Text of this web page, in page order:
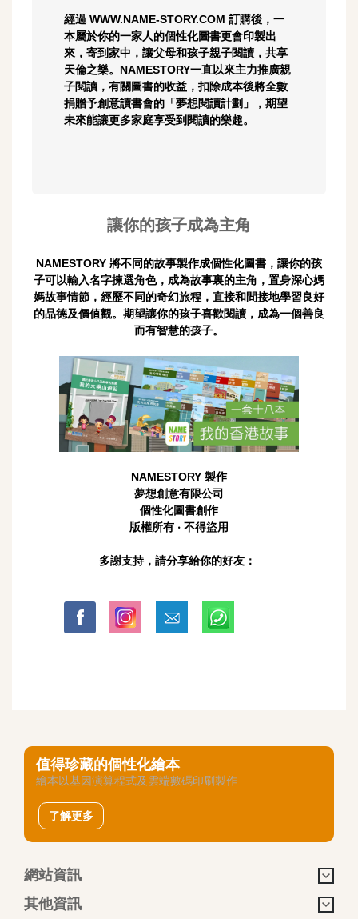
經過 WWW.NAME-STORY.COM 訂購後，一
本屬於你的一家人的個性化圖書更會印製出
來，寄到家中，讓父母和孩子親子閱讀，共享
天倫之樂。NAMESTORY一直以來主力推廣親
子閱讀，有關圖書的收益，扣除成本後將全數
捐贈予創意讀書會的「夢想閱讀計劃」，期望
未來能讓更多家庭享受到閱讀的樂趣。
讓你的孩子成為主角
NAMESTORY 將不同的故事製作成個性化圖書，讓你的孩
子可以輸入名字揀選角色，成為故事裏的主角，置身深心媽
媽故事情節，經歷不同的奇幻旅程，直接和間接地學習良好
的品德及價值觀。期望讓你的孩子喜歡閱讀，成為一個善良
而有智慧的孩子。
NAMESTORY 製作
夢想創意有限公司
個性化圖書創作
版權所有 ‧ 不得盜用
多謝支持，請分享給你的好友：
值得珍藏的個性化繪本
繪本以基因演算程式及雲端數碼印刷製作
了解更多
網站資訊
其他資訊